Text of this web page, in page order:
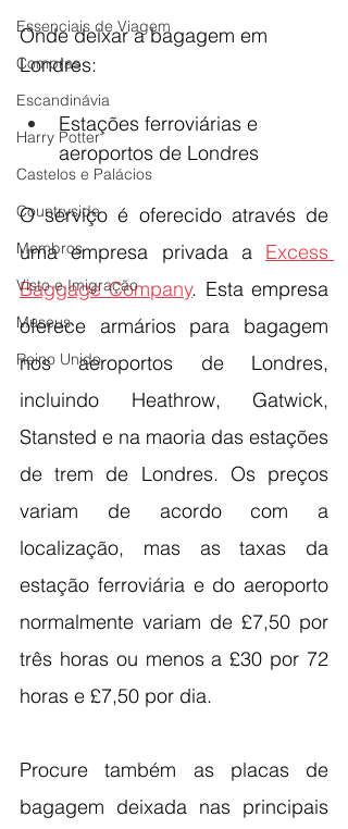
Essenciais de Viagem
Compras
Escandinávia
Harry Potter
Castelos e Palácios
Countryside
Membros
Visto e Imigração
Museus
Reino Unido
Onde deixar a bagagem em
Londres:
Estações ferroviárias e
aeroportos de Londres
O serviço é oferecido através de
uma empresa privada a Excess
Baggage Company. Esta empresa
oferece armários para bagagem
nos aeroportos de Londres,
incluindo Heathrow, Gatwick,
Stansted e na maoria das estações
de trem de Londres. Os preços
variam de acordo com a
localização, mas as taxas da
estação ferroviária e do aeroporto
normalmente variam de £7,50 por
três horas ou menos a £30 por 72
horas e £7,50 por dia.
Procure também as placas de
bagagem deixada nas principais